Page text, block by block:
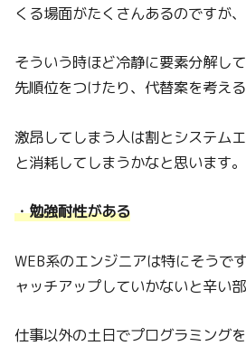
くる場面がたくさんあるのですが、
そういう時ほど冷静に要素分解し
先順位をつけたり、代替案を考える
激昂してしまう人は割とシステム
と消耗してしまうかなと思います。
・勉強耐性がある
WEB系のエンジニアは特にそうで
ャッチアップしていかないと辛い部
仕事以外の土日でプログラミング